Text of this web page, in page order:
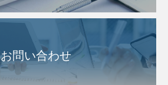
お問い合わせ